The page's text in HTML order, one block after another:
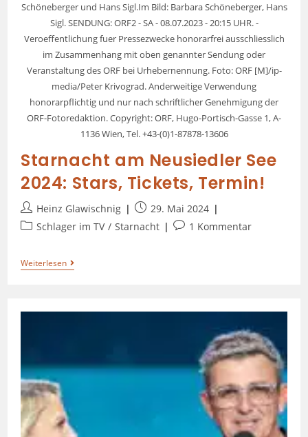
Schöneberger und Hans Sigl.Im Bild: Barbara Schöneberger, Hans
Sigl. SENDUNG: ORF2 - SA - 08.07.2023 - 20:15 UHR. -
Veroeffentlichung fuer Pressezwecke honorarfrei ausschliesslich
im Zusammenhang mit oben genannter Sendung oder
Veranstaltung des ORF bei Urhebernennung. Foto: ORF [M]/ip-
media/Peter Krivograd. Anderweitige Verwendung
honorarpflichtig und nur nach schriftlicher Genehmigung der
ORF-Fotoredaktion. Copyright: ORF, Hugo-Portisch-Gasse 1, A-
1136 Wien, Tel. +43-(0)1-87878-13606
Starnacht am Neusiedler See
2024: Stars, Tickets, Termin!
Heinz Glawischnig
29. Mai 2024
Schlager im TV / Starnacht 1 Kommentar
Weiterlesen